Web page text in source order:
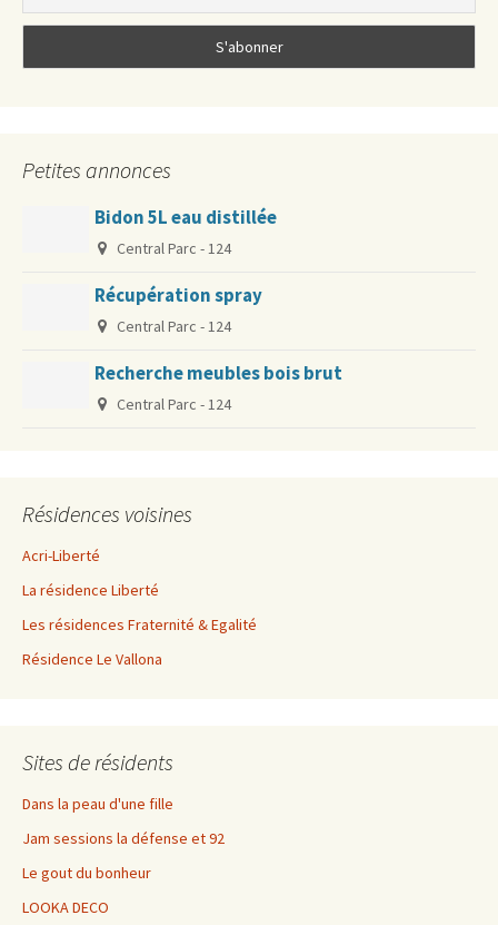
Petites annonces
Bidon 5L eau distillée
Central Parc - 124
Récupération spray
Central Parc - 124
Recherche meubles bois brut
Central Parc - 124
Résidences voisines
Acri-Liberté
La résidence Liberté
Les résidences Fraternité & Egalité
Résidence Le Vallona
Sites de résidents
Dans la peau d'une fille
Jam sessions la défense et 92
Le gout du bonheur
LOOKA DECO